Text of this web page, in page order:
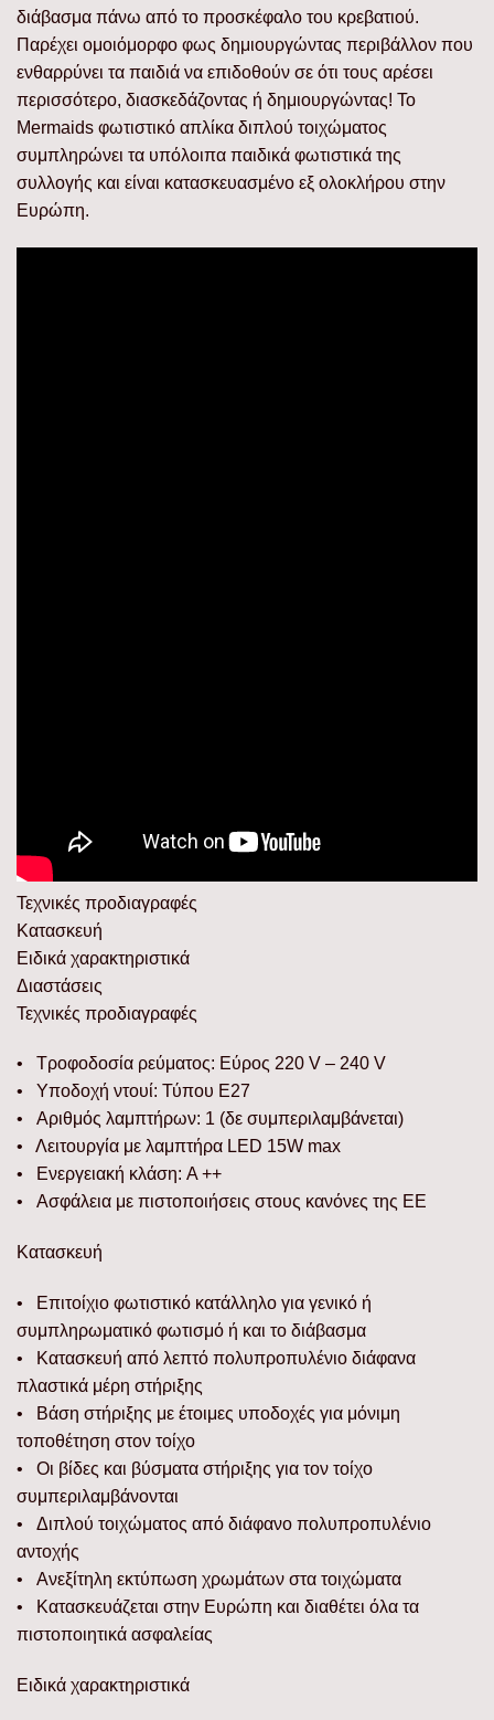
διάβασμα πάνω από το προσκέφαλο του κρεβατιού.
Παρέχει ομοιόμορφο φως δημιουργώντας περιβάλλον που
ενθαρρύνει τα παιδιά να επιδοθούν σε ότι τους αρέσει
περισσότερο, διασκεδάζοντας ή δημιουργώντας! Το
Mermaids φωτιστικό απλίκα διπλού τοιχώματος
συμπληρώνει τα υπόλοιπα παιδικά φωτιστικά της
συλλογής και είναι κατασκευασμένο εξ ολοκλήρου στην
Ευρώπη.
Τεχνικές προδιαγραφές
Κατασκευή
Ειδικά χαρακτηριστικά
Διαστάσεις
Τεχνικές προδιαγραφές
• Τροφοδοσία ρεύματος: Εύρος 220 V – 240 V
• Υποδοχή ντουί: Τύπου E27
• Αριθμός λαμπτήρων: 1 (δε συμπεριλαμβάνεται)
• Λειτουργία με λαμπτήρα LED 15W max
• Ενεργειακή κλάση: A ++
• Ασφάλεια με πιστοποιήσεις στους κανόνες της ΕΕ
Κατασκευή
• Επιτοίχιο φωτιστικό κατάλληλο για γενικό ή
συμπληρωματικό φωτισμό ή και το διάβασμα
• Κατασκευή από λεπτό πολυπροπυλένιο διάφανα
πλαστικά μέρη στήριξης
• Βάση στήριξης με έτοιμες υποδοχές για μόνιμη
τοποθέτηση στον τοίχο
• Οι βίδες και βύσματα στήριξης για τον τοίχο
συμπεριλαμβάνονται
• Διπλού τοιχώματος από διάφανο πολυπροπυλένιο
αντοχής
• Ανεξίτηλη εκτύπωση χρωμάτων στα τοιχώματα
• Κατασκευάζεται στην Ευρώπη και διαθέτει όλα τα
πιστοποιητικά ασφαλείας
Ειδικά χαρακτηριστικά